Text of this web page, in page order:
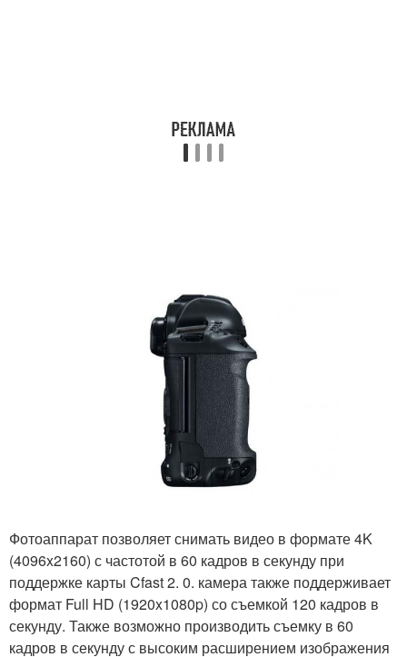
Фотоаппарат позволяет снимать видео в формате 4K
(4096x2160) с частотой в 60 кадров в секунду при
поддержке карты Cfast 2. 0. камера также поддерживает
формат Full HD (1920x1080p) со съемкой 120 кадров в
секунду. Также возможно производить съемку в 60
кадров в секунду с высоким расширением изображения